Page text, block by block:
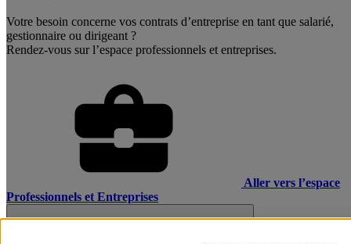
Votre besoin concerne vos contrats d’entreprise en tant que salarié,
gestionnaire ou dirigeant ?
Rendez-vous sur l’espace professionnels et entreprises.
Aller vers l’espace
Professionnels et Entreprises